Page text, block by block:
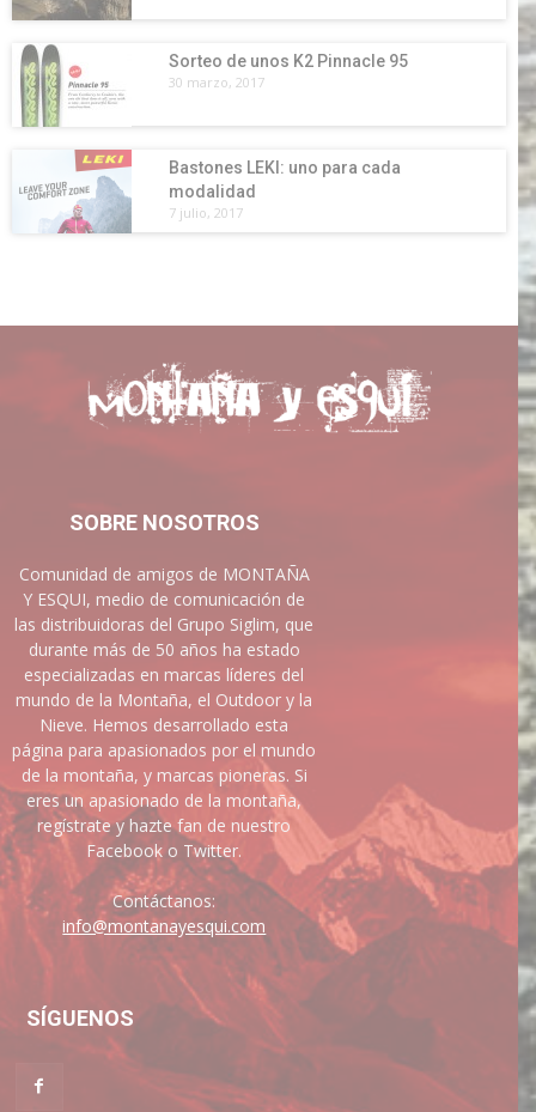
Sorteo de unos K2 Pinnacle 95
30 marzo, 2017
Bastones LEKI: uno para cada
modalidad
7 julio, 2017
SOBRE NOSOTROS
Comunidad de amigos de MONTAÑA
Y ESQUI, medio de comunicación de
las distribuidoras del Grupo Siglim, que
durante más de 50 años ha estado
especializadas en marcas líderes del
mundo de la Montaña, el Outdoor y la
Nieve. Hemos desarrollado esta
página para apasionados por el mundo
de la montaña, y marcas pioneras. Si
eres un apasionado de la montaña,
regístrate y hazte fan de nuestro
Facebook o Twitter.
Contáctanos:
info@montanayesqui.com
SÍGUENOS